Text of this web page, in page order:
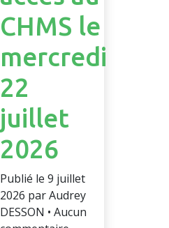
CHMS le
mercredi
22
juillet
2026
Publié le 9 juillet
2026 par Audrey
DESSON • Aucun